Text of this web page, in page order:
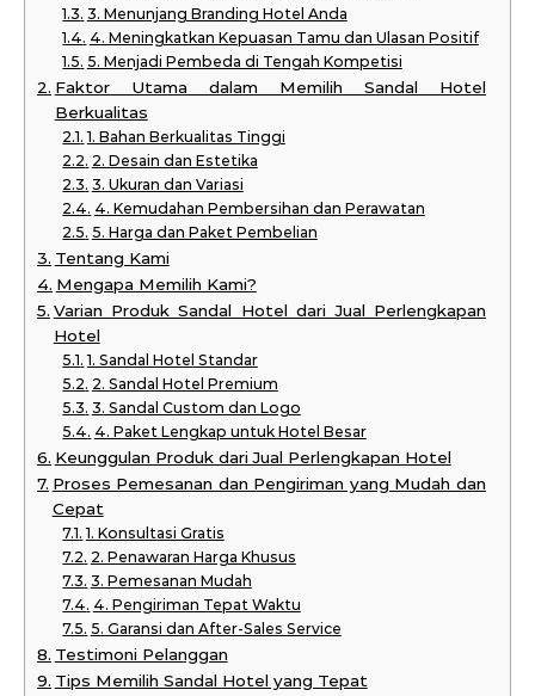
3. Menunjang Branding Hotel Anda
4. Meningkatkan Kepuasan Tamu dan Ulasan Positif
5. Menjadi Pembeda di Tengah Kompetisi
Faktor Utama dalam Memilih Sandal Hotel
Berkualitas
1. Bahan Berkualitas Tinggi
2. Desain dan Estetika
3. Ukuran dan Variasi
4. Kemudahan Pembersihan dan Perawatan
5. Harga dan Paket Pembelian
Tentang Kami
Mengapa Memilih Kami?
Varian Produk Sandal Hotel dari Jual Perlengkapan
Hotel
1. Sandal Hotel Standar
2. Sandal Hotel Premium
3. Sandal Custom dan Logo
4. Paket Lengkap untuk Hotel Besar
Keunggulan Produk dari Jual Perlengkapan Hotel
Proses Pemesanan dan Pengiriman yang Mudah dan
Cepat
1. Konsultasi Gratis
2. Penawaran Harga Khusus
3. Pemesanan Mudah
4. Pengiriman Tepat Waktu
5. Garansi dan After-Sales Service
Testimoni Pelanggan
Tips Memilih Sandal Hotel yang Tepat